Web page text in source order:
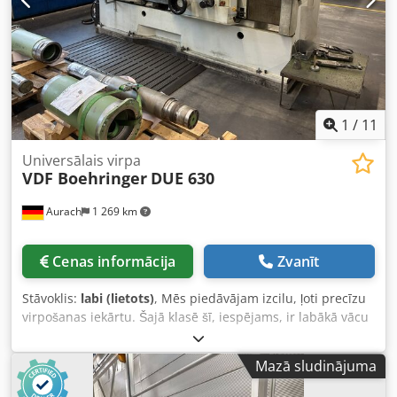
1 / 11
Aurach 1 269 km
Universālais virpa
VDF Boehringer DUE 630
Cenas informācija Zvanīt
Stāvoklis: labi (lietots), Mēs piedāvājam izcilu, ļoti precīzu
virpošanas iekārtu. Šajā klasē šī, iespējams, ir labākā vācu
virpošanas iekārta, kāda jebkad ir ražota. BOHEHRINGER
precīzā virpošanas iekārta, modelis DUE 630 Ražošanas
gads: 1991 Ražošanas numurs: 1032.1239-08 Centru
attālums: 320 mm Maks. apstrādes diametrs uz gultņa: 640
Mazā sludinājuma